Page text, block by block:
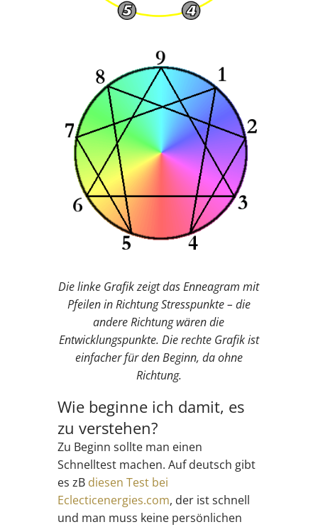
Die linke Grafik zeigt das Enneagram mit
Pfeilen in Richtung Stresspunkte – die
andere Richtung wären die
Entwicklungspunkte. Die rechte Grafik ist
einfacher für den Beginn, da ohne
Richtung.
Wie beginne ich damit, es
zu verstehen?
Zu Beginn sollte man einen
Schnelltest machen. Auf deutsch gibt
es zB diesen Test bei
Eclecticenergies.com, der ist schnell
und man muss keine persönlichen